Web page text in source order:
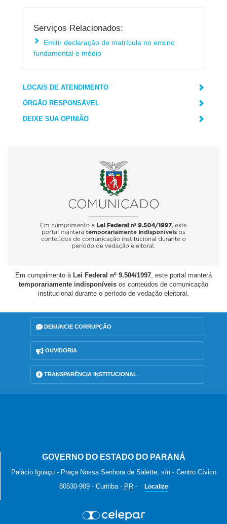
Serviços Relacionados:
Emitir declaração de matrícula no ensino
fundamental e médio
LOCAIS DE ATENDIMENTO
ÓRGÃO RESPONSÁVEL
DEIXE SUA OPINIÃO
Em cumprimento à Lei Federal nº 9.504/1997, este portal manterá
temporariamente indisponíveis os conteúdos de comunicação
institucional durante o período de vedação eleitoral.
DENUNCIE CORRUPÇÃO
OUVIDORIA
TRANSPARÊNCIA INSTITUCIONAL
GOVERNO DO ESTADO DO PARANÁ
Palácio Iguaçu - Praça Nossa Senhora de Salette, s/n - Centro Cívico
80530-909 - Curitiba- PR - Localize